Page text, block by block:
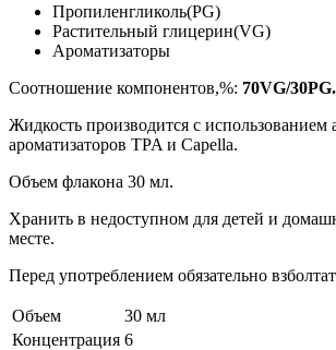
Пропиленгликоль(PG)
Растительный глицерин(VG)
Ароматизаторы
Соотношение компонентов,%: 70VG/30PG.
Жидкость производится с использованием
ароматизаторов TPA и Capella.
Объем флакона 30 мл.
Хранить в недоступном для детей и
месте.
Перед употреблением обязательно
Объем
30 мл
Концентрация 6